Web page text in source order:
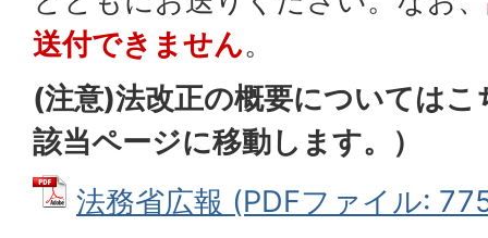
送付できません。
(注意)法改正の概要については
該当ページに移動します。）
法務省広報 (PDFファイル: